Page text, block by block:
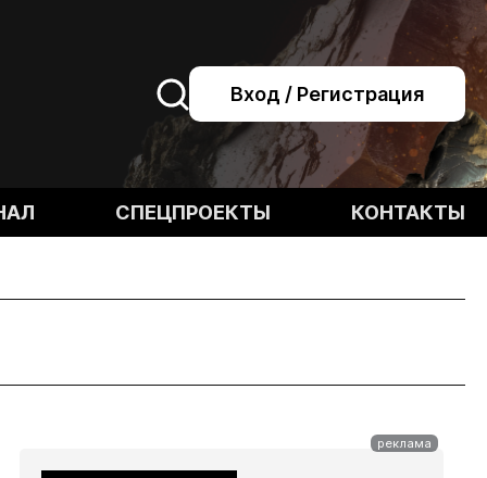
Вход / Регистрация
СПЕЦПРОЕКТЫ КОНТАКТЫ